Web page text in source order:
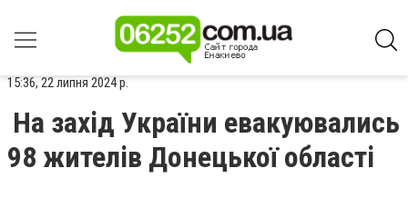
15:36, 22 липня 2024 р.
На захід України евакуювались
98 жителів Донецької області